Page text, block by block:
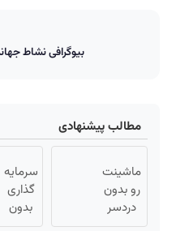
بیوگرافی نشاط
مطالب پیشنهادی
ماشینت
رو بدون
دردسر
بفروش |
سرمایه
گذاری
بدون
ریسک